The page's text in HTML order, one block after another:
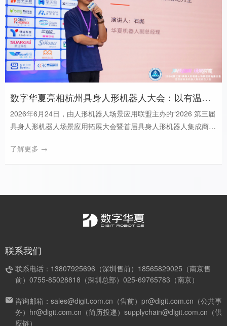
数字华夏亮相杭州具身人形机器人大会：以有温度的交互，赋能全场景规模化商用
2026年6月24日，由人形机器人场景应用联盟主办的“2026 第三届
具身人形机器人场景应用拓展大会暨首届具身人形机器人集成商百
石彪带来《具身机器人在交互场景中的应用探索》主题分享，同步
了解更多 →
联系我们
联系电话：13807925696（深圳售前）18565829025（南京售
前）0755-85028818（深圳总部）025-69765783（南京）
咨询邮箱：sales@digit.com.cn（售前）pr@digit.com.cn（公共事
务）hr@digit.com.cn（简历投递）supplychain@digit.com.cn（供
应链）